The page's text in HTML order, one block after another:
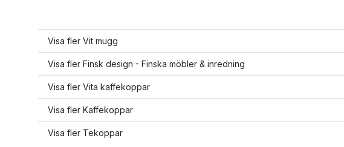
Visa fler Vit mugg
Visa fler Finsk design - Finska möbler & inredning
Visa fler Vita kaffekoppar
Visa fler Kaffekoppar
Visa fler Tekoppar